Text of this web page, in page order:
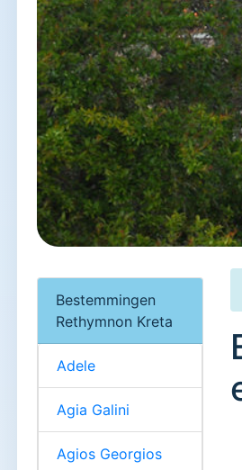
Bestemmingen
Rethymnon Kreta
Adele
Agia Galini
Agios Georgios